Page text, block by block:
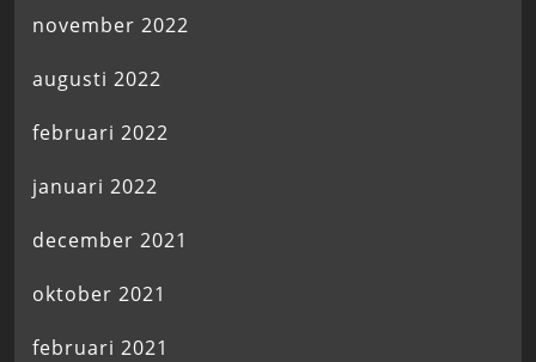
november 2022
augusti 2022
februari 2022
januari 2022
december 2021
oktober 2021
februari 2021